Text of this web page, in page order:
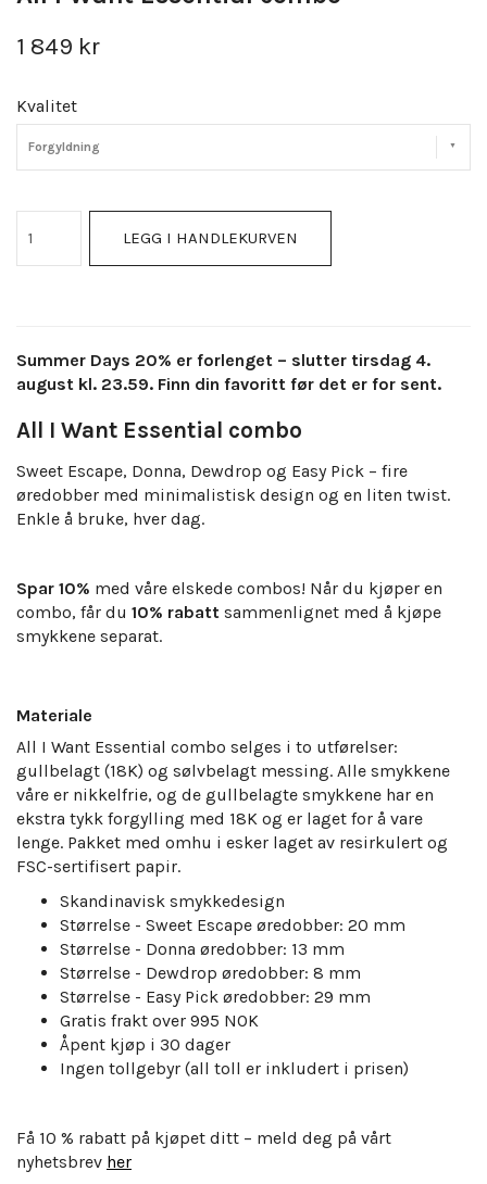
1 849 kr
Kvalitet
Forgyldning
LEGG I HANDLEKURVEN
Summer Days 20% er forlenget – slutter tirsdag 4.
august kl. 23.59. Finn din favoritt før det er for sent.
All I Want Essential combo
Sweet Escape, Donna, Dewdrop og Easy Pick – fire
øredobber med minimalistisk design og en liten twist.
Enkle å bruke, hver dag.
Spar 10% med våre elskede combos! Når du kjøper en
combo, får du 10% rabatt sammenlignet med å kjøpe
smykkene separat.
Materiale
All I Want Essential combo selges i to utførelser:
gullbelagt (18K) og sølvbelagt messing. Alle smykkene
våre er nikkelfrie, og de gullbelagte smykkene har en
ekstra tykk forgylling med 18K og er laget for å vare
lenge. Pakket med omhu i esker laget av resirkulert og
FSC-sertifisert papir.
Skandinavisk smykkedesign
Størrelse - Sweet Escape øredobber: 20 mm
Størrelse - Donna øredobber: 13 mm
Størrelse - Dewdrop øredobber: 8 mm
Størrelse - Easy Pick øredobber: 29 mm
Gratis frakt over 995 NOK
Åpent kjøp i 30 dager
Ingen tollgebyr (all toll er inkludert i prisen)
Få 10 % rabatt på kjøpet ditt – meld deg på vårt
nyhetsbrev her